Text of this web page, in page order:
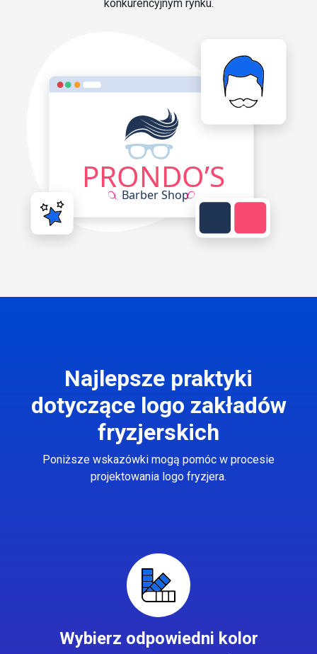
konkurencyjnym rynku.
Najlepsze praktyki
dotyczące logo zakładów
fryzjerskich
Poniższe wskazówki mogą pomóc w procesie
projektowania logo fryzjera.
Wybierz odpowiedni kolor